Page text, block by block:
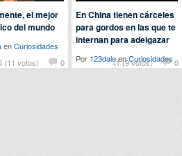
(11 votos) 0
el mejor
del mundo
enCuriosidades
+1 (9 votos)
0
En China tienen cárceles
para gordos en las que te
internan para adelgazar
Por 123daleenCuriosidades